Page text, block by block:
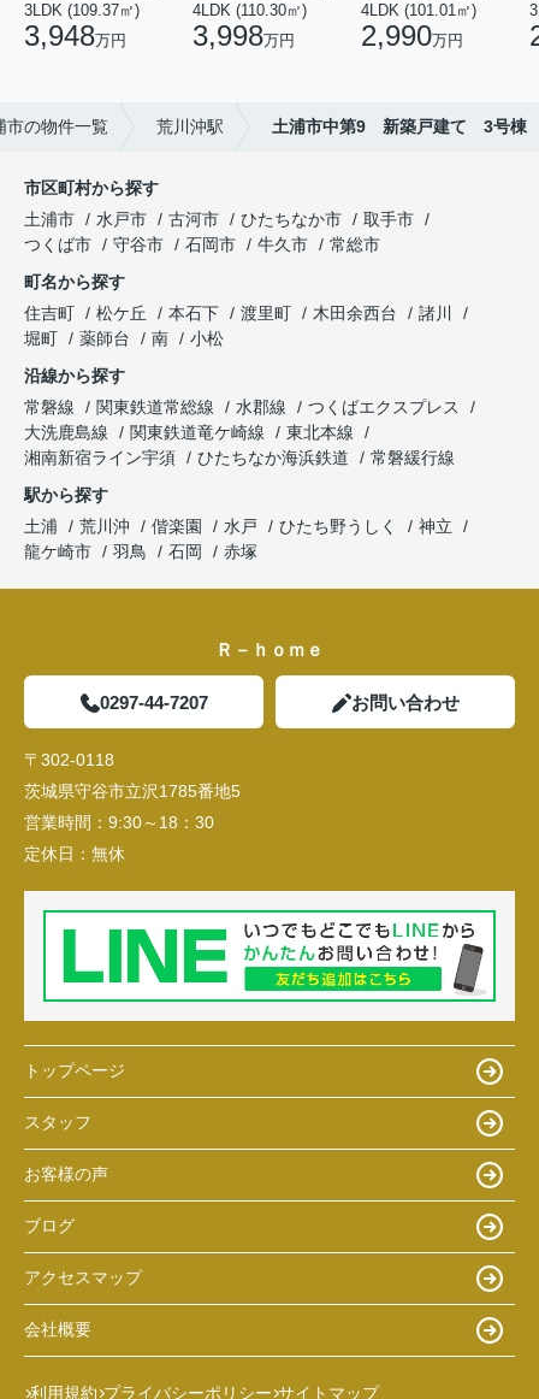
3LDK (109.37㎡)
3,948万円
4LDK (110.30㎡)
3,998万円
4LDK (101.01㎡)
2,990万円
市の物件一覧 荒川沖駅 土浦市中第9 新築戸建て 3号棟
市区町村から探す
土浦市
水戸市 古河市 ひたちなか市
取手市
つくば市
守谷市 石岡市 牛久市
常総市
町名から探す
住吉町
松ケ丘 本石下 渡里町 木田余西台
諸川
堀町
薬師台 南
小松
沿線から探す
常磐線
関東鉄道常総線 水郡線
つくばエクスプレス
大洗鹿島線
関東鉄道竜ケ崎線
東北本線
湘南新宿ライン宇須
ひたちなか海浜鉄道
常磐緩行線
駅から探す
土浦
荒川沖 偕楽園 水戸 ひたち野うしく
神立
龍ケ崎市
羽鳥 石岡 赤塚
Ｒ－ｈｏｍｅ
0297-44-7207 お問い合わせ
〒302-0118
茨城県守谷市立沢1785番地5
営業時間： 9:30～18：30
定休日： 無休
トップページ
スタッフ
お客様の声
ブログ
アクセスマップ
会社概要
利用規約 プライバシーポリシー サイトマップ